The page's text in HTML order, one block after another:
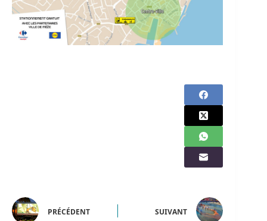
PRÉCÉDENT SUIVANT